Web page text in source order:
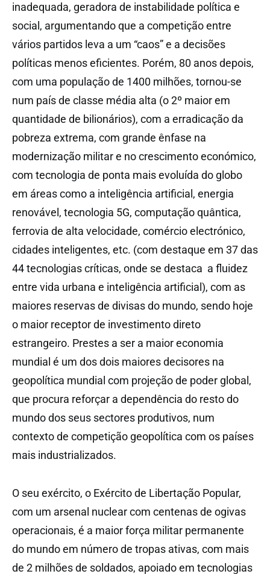
inadequada, geradora de instabilidade política e
social, argumentando que a competição entre
vários partidos leva a um “caos” e a decisões
políticas menos eficientes. Porém, 80 anos depois,
com uma população de 1400 milhões, tornou-se
num país de classe média alta (o 2º maior em
quantidade de bilionários), com a erradicação da
pobreza extrema, com grande ênfase na
modernização militar e no crescimento económico,
com tecnologia de ponta mais evoluída do globo
em áreas como a inteligência artificial, energia
renovável, tecnologia 5G, computação quântica,
ferrovia de alta velocidade, comércio electrónico,
cidades inteligentes, etc. (com destaque em 37 das
44 tecnologias críticas, onde se destaca a fluidez
entre vida urbana e inteligência artificial), com as
maiores reservas de divisas do mundo, sendo hoje
o maior receptor de investimento direto
estrangeiro. Prestes a ser a maior economia
mundial é um dos dois maiores decisores na
geopolítica mundial com projeção de poder global,
que procura reforçar a dependência do resto do
mundo dos seus sectores produtivos, num
contexto de competição geopolítica com os países
mais industrializados.
O seu exército, o Exército de Libertação Popular,
com um arsenal nuclear com centenas de ogivas
operacionais, é a maior força militar permanente
do mundo em número de tropas ativas, com mais
de 2 milhões de soldados, apoiado em tecnologias